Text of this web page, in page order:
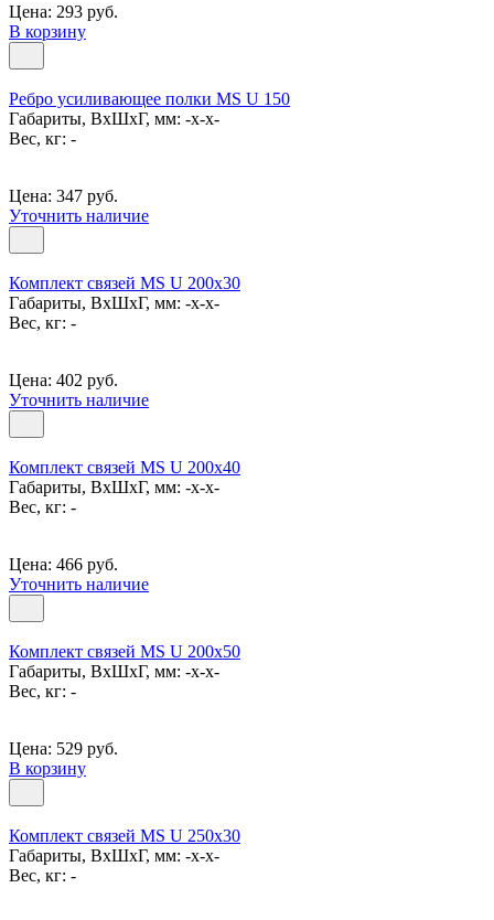
Цена: 293 руб.
В корзину
Ребро усиливающее полки MS U 150
Габариты, ВxШxГ, мм: -x-x-
Вес, кг: -
Цена: 347 руб.
Уточнить наличие
Комплект связей MS U 200x30
Габариты, ВxШxГ, мм: -x-x-
Вес, кг: -
Цена: 402 руб.
Уточнить наличие
Комплект связей MS U 200x40
Габариты, ВxШxГ, мм: -x-x-
Вес, кг: -
Цена: 466 руб.
Уточнить наличие
Комплект связей MS U 200x50
Габариты, ВxШxГ, мм: -x-x-
Вес, кг: -
Цена: 529 руб.
В корзину
Комплект связей MS U 250x30
Габариты, ВxШxГ, мм: -x-x-
Вес, кг: -